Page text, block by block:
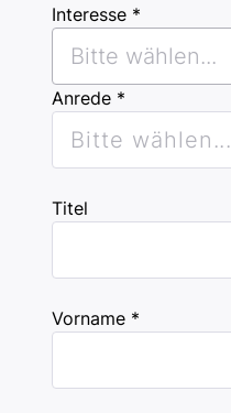
Interesse *
Bitte wählen...
Anrede *
Bitte wählen...
Titel
Vorname *